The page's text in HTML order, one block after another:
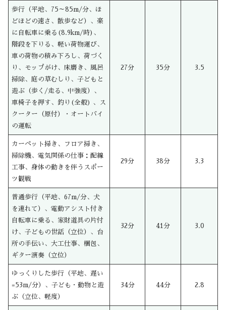
歩行（平地、75～85m/分、ほ
どほどの速さ、散歩など）、楽
に自転車に乗る(8.9km/時)、
階段を下りる、軽い荷物運び、
車の荷物の積み下ろし、荷づく
り、モップがけ、床磨き、風呂
掃除、庭の草むしり、子どもと
遊ぶ（歩く/走る、中強度）、
車椅子を押す、釣り(全般) 、ス
クーター（原付）・オートバイ
の運転
27分 35分 3.5
カーペット掃き、フロア掃き、
掃除機、電気関係の仕事：配線
工事、身体の動きを伴うスポー
ツ観戦
29分 38分 3.3
普通歩行（平地、67m/分、犬
を連れて）、電動アシスト付き
自転車に乗る、家財道具の片付
け、子どもの世話（立位）、台
所の手伝い、大工仕事、梱包、
ギター演奏（立位）
32分 41分 3.0
ゆっくりした歩行（平地、遅い
=53m/分）、子ども・動物と遊
ぶ（立位、軽度）
34分 44分 2.8